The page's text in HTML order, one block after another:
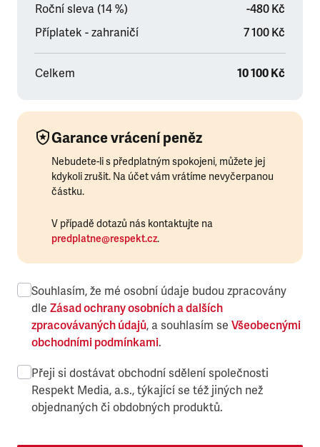
Roční sleva (14 %)
-480 Kč
Příplatek - zahraničí
7 100 Kč
Celkem 10 100 Kč
Garance vrácení peněz
Nebudete-li s předplatným spokojeni, můžete jej
kdykoli zrušit. Na účet vám vrátíme nevyčerpanou
částku.
V případě dotazů nás kontaktujte na
predplatne@respekt.cz.
Souhlasím, že mé osobní údaje budou zpracovány
dle Zásad ochrany osobních a dalších
zpracovávaných údajů, a souhlasím se Všeobecnými
obchodními podmínkami.
Přeji si dostávat obchodní sdělení společnosti
Respekt Media, a.s., týkající se též jiných než
objednaných či obdobných produktů.